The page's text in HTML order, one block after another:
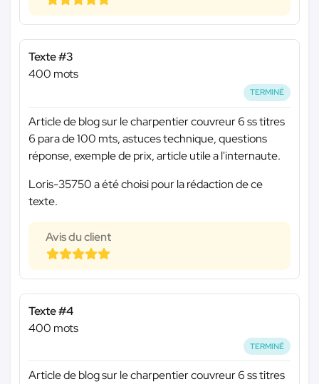
Texte #3
400 mots
TERMINÉ
Article de blog sur le charpentier couvreur 6 ss titres
6 para de 100 mts, astuces technique, questions
réponse, exemple de prix, article utile a l'internaute.
Loris-35750 a été choisi pour la rédaction de ce
texte.
Avis du client
Texte #4
400 mots
TERMINÉ
Article de blog sur le charpentier couvreur 6 ss titres